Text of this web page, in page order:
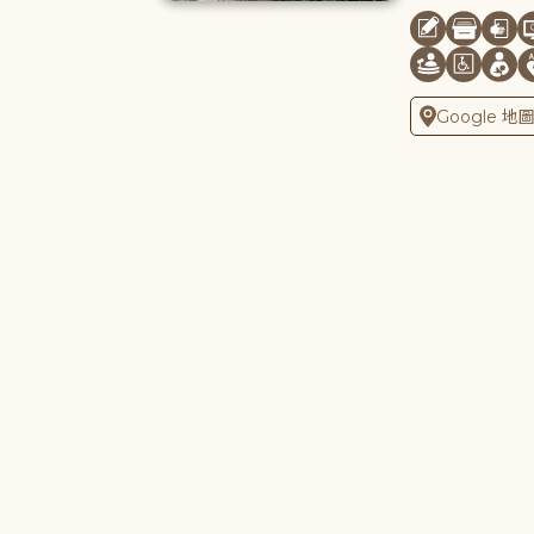
Google 地